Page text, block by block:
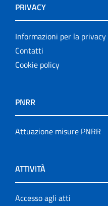
PRIVACY
Informazioni per la privacy
Contatti
Cookie policy
PNRR
Attuazione misure PNRR
ATTIVITÀ
Accesso agli atti